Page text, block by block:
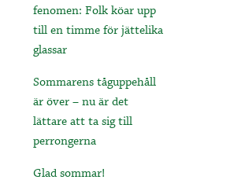
fenomen: Folk köar upp
till en timme för jättelika
glassar
Sommarens tåguppehåll
är över – nu är det
lättare att ta sig till
perrongerna
Glad sommar!